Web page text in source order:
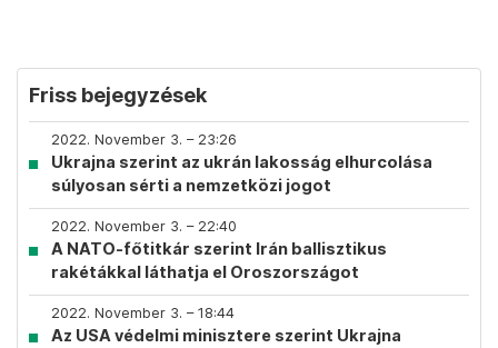
Friss bejegyzések
2022. November 3. – 23:26
Ukrajna szerint az ukrán lakosság elhurcolása
súlyosan sérti a nemzetközi jogot
2022. November 3. – 22:40
A NATO-főtitkár szerint Irán ballisztikus
rakétákkal láthatja el Oroszországot
2022. November 3. – 18:44
Az USA védelmi minisztere szerint Ukrajna